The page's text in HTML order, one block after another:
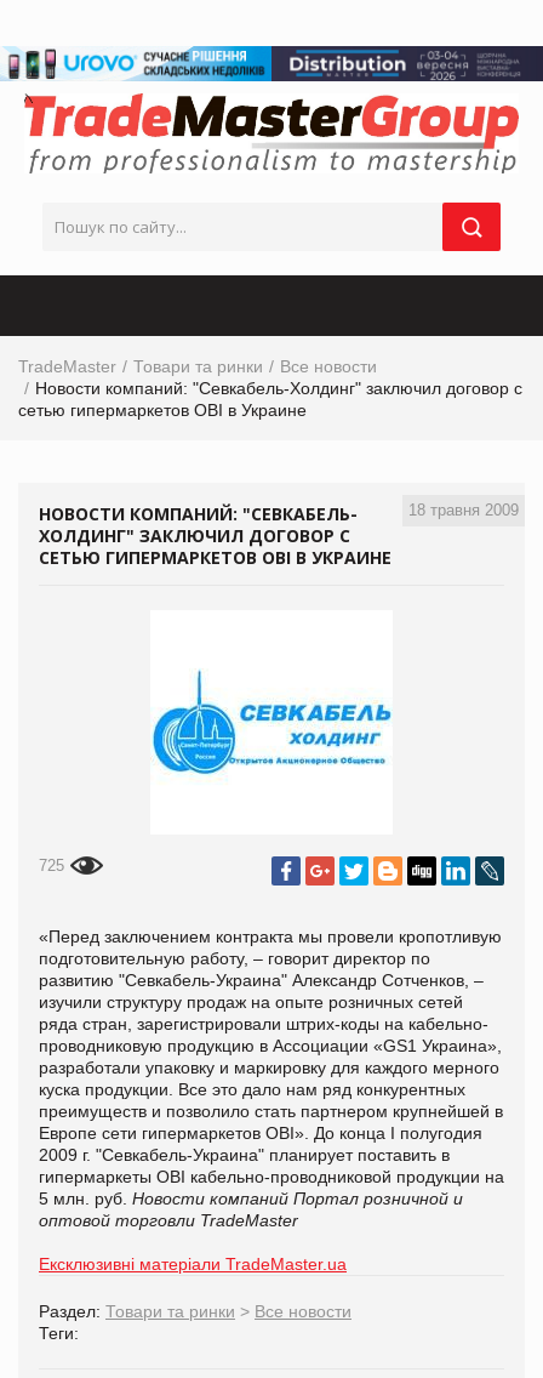
TradeMaster Товари та ринки
Все новости
Новости компаний: "Севкабель-Холдинг" заключил договор с
сетью гипермаркетов OBI в Украине
18 травня 2009
НОВОСТИ КОМПАНИЙ: "СЕВКАБЕЛЬ-
ХОЛДИНГ" ЗАКЛЮЧИЛ ДОГОВОР С
СЕТЬЮ ГИПЕРМАРКЕТОВ OBI В УКРАИНЕ
725
«Перед заключением контракта мы провели кропотливую
подготовительную работу, – говорит директор по
развитию "Севкабель-Украина" Александр Сотченков, –
изучили структуру продаж на опыте розничных сетей
ряда стран, зарегистрировали штрих-коды на кабельно-
проводниковую продукцию в Ассоциации «GS1 Украина»,
разработали упаковку и маркировку для каждого мерного
куска продукции. Все это дало нам ряд конкурентных
преимуществ и позволило стать партнером крупнейшей в
Европе сети гипермаркетов OBI». До конца I полугодия
2009 г. "Севкабель-Украина" планирует поставить в
гипермаркеты OBI кабельно-проводниковой продукции на
5 млн. руб. Новости компаний Портал розничной и
оптовой торговли TradeMaster
Ексклюзивні матеріали TradeMaster.ua
Раздел: Товари та ринки > Все новости
Теги: